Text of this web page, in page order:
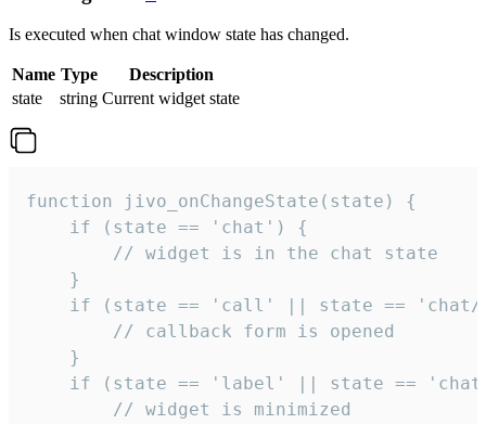
Is executed when chat window state has changed.
Name Type
Description
state
string Current widget state
function jivo_onChangeState(state) {
    if (state == 'chat') {
        // widget is in the chat state
    }
if (state == 'call' || state ==
        // callback form is opened
    }
if (state == 'label' || state ==
        // widget is minimized